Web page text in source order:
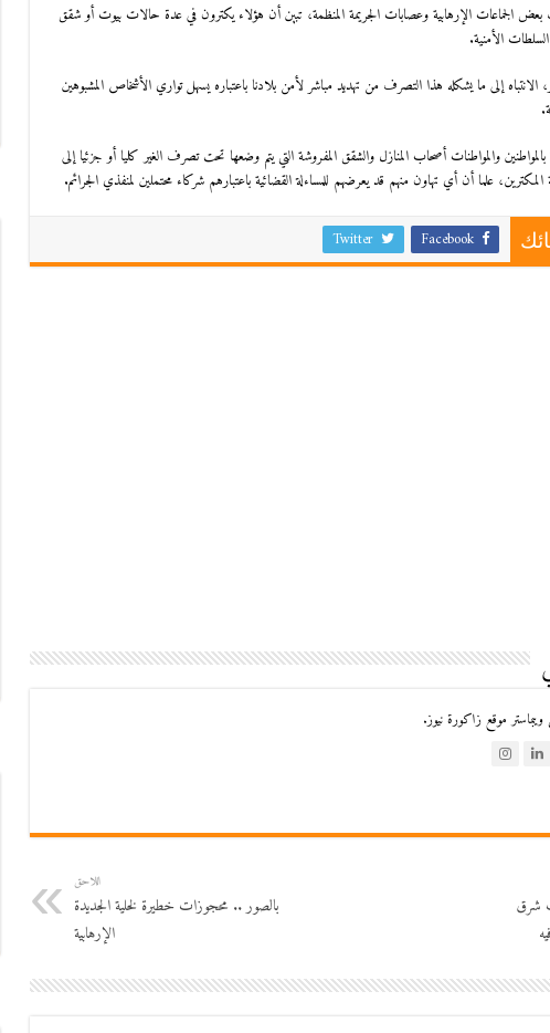
الجماعات الإرهابية وعصابات الجريمة المنظمة، تبين أن هؤلاء يكترون في عدة حالات بيوت أو شقق
الأمنية.
الانتباه إلى ما يشكله هذا التصرف من تهديد مباشر لأمن بلادنا باعتباره يسهل تواري الأشخاص المشبوهين
والمواطنات أصحاب المنازل والشقق المفروشة التي يتم وضعها تحت تصرف الغير كليا أو جزئيا إلى
علما أن أي تهاون منهم قد يعرضهم للمساءلة القضائية باعتبارهم شركاء محتملين لمنفذي الجرائم.
Facebook
Twitter
موقع زاكورة نيوز.
شرق
اللاحق
بالصور .. محجوزات خطيرة لخلية الجديدة
الإرهابية